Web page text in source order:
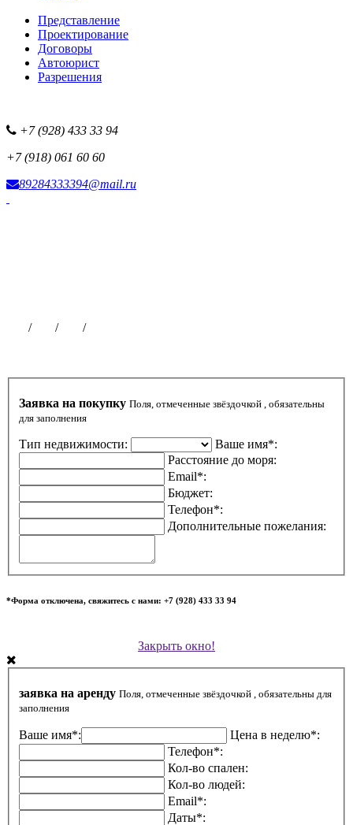
Представление
Проектирование
Договоры
Автоюрист
Разрешения
+7 (928) 433 33 94
+7 (918) 061 60 60
89284333394@mail.ru
/ / /
Заявка на покупку Поля, отмеченные звёздочкой , обязательны
для заполнения
Тип недвижимости:
Ваше имя*:
Расстояние до моря:
Email*:
Бюджет:
Телефон*:
Дополнительные пожелания:
*Форма отключена, свяжитесь с нами: +7 (928) 433 33 94
Закрыть окно!
заявка на аренду Поля, отмеченные звёздочкой , обязательны для
заполнения
Ваше имя*:
Цена в неделю*:
Телефон*:
Кол-во спален:
Кол-во людей:
Email*:
Даты*: